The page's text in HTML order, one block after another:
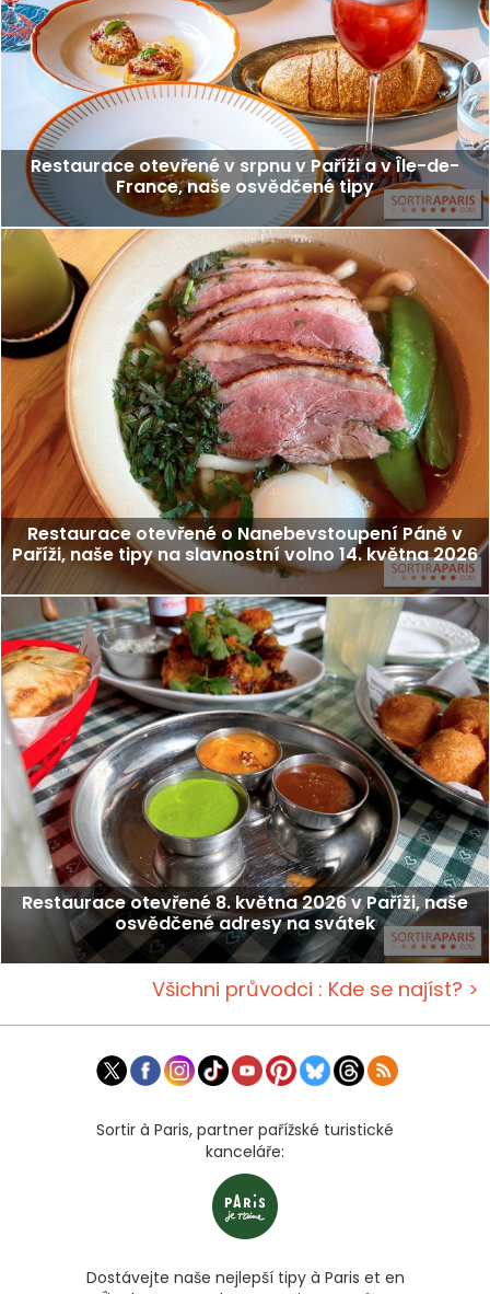
Restaurace otevřené v srpnu v Paříži a v Île-de-
France, naše osvědčené tipy
Restaurace otevřené o Nanebevstoupení Páně v
Paříži, naše tipy na slavnostní volno 14. května 2026
Restaurace otevřené 8. května 2026 v Paříži, naše
osvědčené adresy na svátek
Všichni průvodci : Kde se najíst? >
Sortir à Paris, partner pařížské turistické
kanceláře:
Dostávejte naše nejlepší tipy à Paris et en